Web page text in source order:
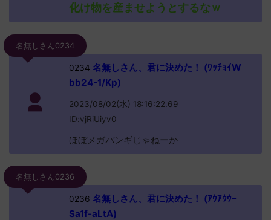
化け物を産ませようとするなｗ
名無しさん0234
0234 名無しさん、君に決めた！ (ﾜｯﾁｮｲW
bb24-1/Kp)
2023/08/02(水) 18:16:22.69
ID:vjRiUiyv0
ほぼメガバンギじゃねーか
名無しさん0236
0236 名無しさん、君に決めた！ (ｱｳｱｳｳｰ
Sa1f-aLtA)